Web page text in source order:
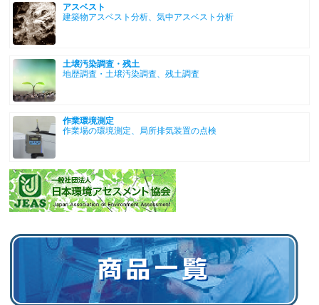
アスベスト
建築物アスベスト分析、気中アスベスト分析
土壌汚染調査・残土
地歴調査・土壌汚染調査、残土調査
作業環境測定
作業場の環境測定、局所排気装置の点検